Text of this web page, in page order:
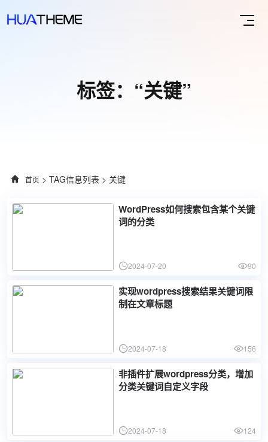
标签：“关键”
首页 > TAG信息列表 > 关键
WordPress如何搜索包含某个关键
词的分类
2024-07-20 90
实现wordpress搜索结果关键词限
制在文章标题
2024-07-18 156
非插件扩展wordpress分类，增加
分类关键词自定义字段
2024-07-18 124